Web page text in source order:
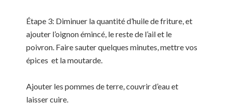
Étape 3: Diminuer la quantité d’huile de friture, et
ajouter l’oignon émincé, le reste de l’ail et le
poivron. Faire sauter quelques minutes, mettre vos
épices et la moutarde.
Ajouter les pommes de terre, couvrir d’eau et
laisser cuire.